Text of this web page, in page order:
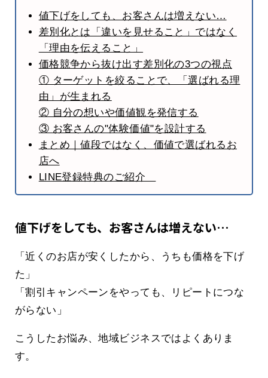
値下げをしても、お客さんは増えない…
差別化とは「違いを見せること」ではなく
「理由を伝えること」
価格競争から抜け出す差別化の3つの視点
① ターゲットを絞ることで、「選ばれる理
由」が生まれる
② 自分の想いや価値観を発信する
③ お客さんの"体験価値"を設計する
まとめ｜値段ではなく、価値で選ばれるお
店へ
LINE登録特典のご紹介
値下げをしても、お客さんは増えない…
「近くのお店が安くしたから、うちも価格を下げ
た」
「割引キャンペーンをやっても、リピートにつな
がらない」
こうしたお悩み、地域ビジネスではよくありま
す。